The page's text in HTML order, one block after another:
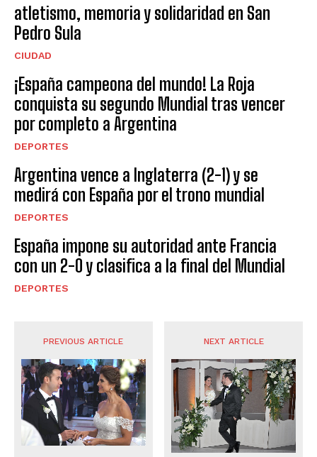
atletismo, memoria y solidaridad en San
Pedro Sula
CIUDAD
¡España campeona del mundo! La Roja
conquista su segundo Mundial tras vencer
por completo a Argentina
DEPORTES
Argentina vence a Inglaterra (2-1) y se
medirá con España por el trono mundial
DEPORTES
España impone su autoridad ante Francia
con un 2-0 y clasifica a la final del Mundial
DEPORTES
PREVIOUS ARTICLE NEXT ARTICLE